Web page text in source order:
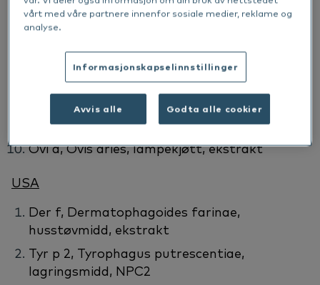
Ves v 1, Vespula vulgaris,veps gift, PLA1
Ves v 5, Vespula vulgaris,
Aca s, Acarus siro,
lagringsmidd
Api m 3, Apis mellifera,honningbie gift
syrefosfatase
Ves v, Vespula vulgaris, veps gift, ekstrakt
Ovi a, Ovis aries, lampekjøtt, ekstrakt
USA
Der f, Dermatophagoides farinae,
husstøvmidd, ekstrakt
Tyr p 2, Tyrophagus putrescentiae,
lagringsmidd, NPC2
vårt med våre partnere innenfor sosiale medier, reklame og
analyse.
Informasjonskapselinnstillinger
Avvis alle Godta alle cookier